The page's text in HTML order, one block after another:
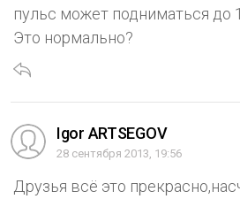
пульс может подниматься до
Это нормально?
Igor ARTSEGOV
28 сентября 2013, 19:56
Друзья всё это